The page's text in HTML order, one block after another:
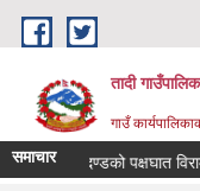
Skip to main content
तादी
गाउँ
समाचार
रोगी र मेरुदण्डको पक्षघात